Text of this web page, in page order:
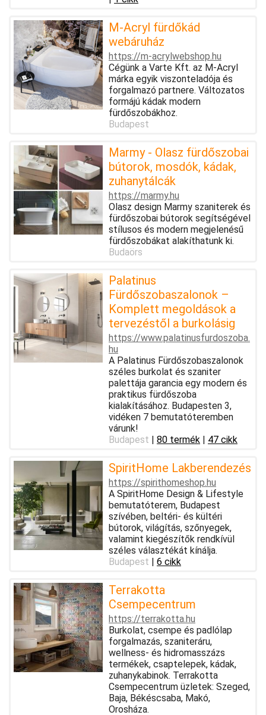
M-Acryl fürdőkád
webáruház
https://m-acrylwebshop.hu
Cégünk a Varte Kft. az M-Acryl
márka egyik viszonteladója és
forgalmazó partnere. Változatos
formájú kádak modern
fürdőszobákhoz.
Budapest
Marmy - Olasz fürdőszobai
bútorok, mosdók, kádak,
zuhanytálcák
https://marmy.hu
Olasz design Marmy szaniterek és
fürdőszobai bútorok segítségével
stílusos és modern megjelenésű
fürdőszobákat alakíthatunk ki.
Budaörs
Palatinus
Fürdőszobaszalonok –
Komplett megoldások a
tervezéstől a burkolásig
https://www.palatinusfurdoszoba.
hu
A Palatinus Fürdőszobaszalonok
széles burkolat és szaniter
palettája garancia egy modern és
praktikus fürdőszoba
kialakításához. Budapesten 3,
vidéken 7 bemutatóteremben
várunk!
Budapest | 80 termék | 47 cikk
SpiritHome Lakberendezés
https://spirithomeshop.hu
A SpiritHome Design & Lifestyle
bemutatóterem, Budapest
szívében, beltéri- és kültéri
bútorok, világítás, szőnyegek,
valamint kiegészítők rendkívül
széles választékát kínálja.
Budapest | 6 cikk
Terrakotta
Csempecentrum
https://terrakotta.hu
Burkolat, csempe és padlólap
forgalmazás, szaniteráru,
wellness- és hidromasszázs
termékek, csaptelepek, kádak,
zuhanykabinok. Terrakotta
Csempecentrum üzletek: Szeged,
Baja, Békéscsaba, Makó,
Orosháza.